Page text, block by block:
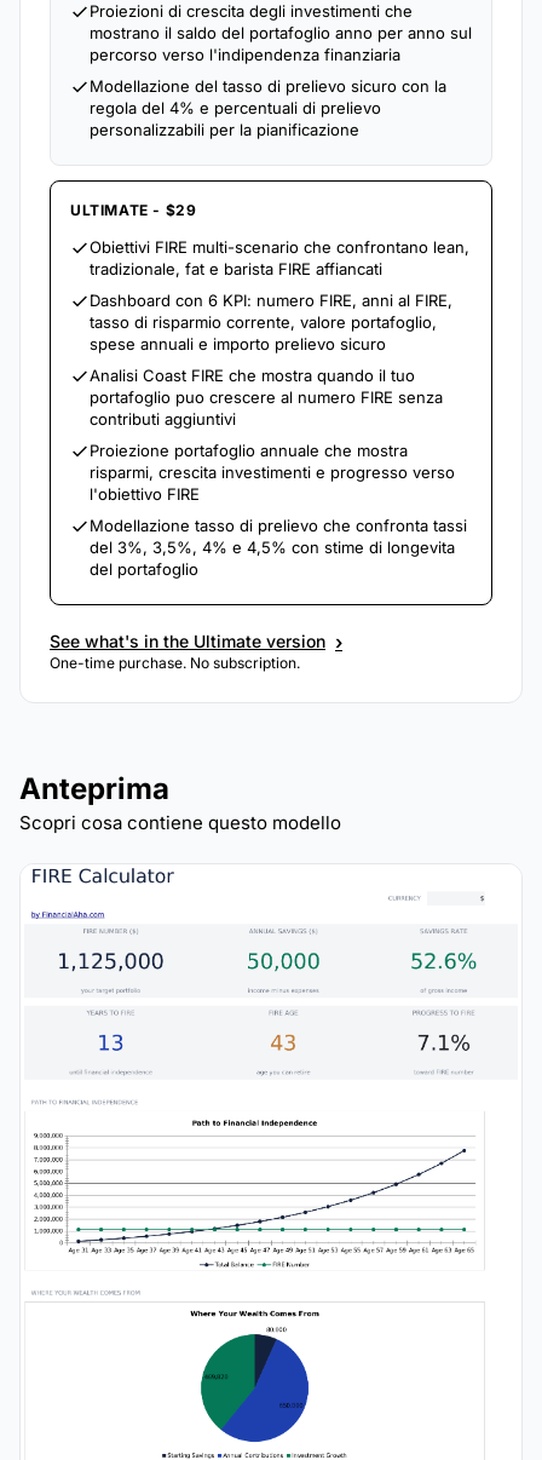
Proiezioni di crescita degli investimenti che
mostrano il saldo del portafoglio anno per anno sul
percorso verso l'indipendenza finanziaria
Modellazione del tasso di prelievo sicuro con la
regola del 4% e percentuali di prelievo
personalizzabili per la pianificazione
ULTIMATE - $29
Obiettivi FIRE multi-scenario che confrontano lean,
tradizionale, fat e barista FIRE affiancati
Dashboard con 6 KPI: numero FIRE, anni al FIRE,
tasso di risparmio corrente, valore portafoglio,
spese annuali e importo prelievo sicuro
Analisi Coast FIRE che mostra quando il tuo
portafoglio puo crescere al numero FIRE senza
contributi aggiuntivi
Proiezione portafoglio annuale che mostra
risparmi, crescita investimenti e progresso verso
l'obiettivo FIRE
Modellazione tasso di prelievo che confronta tassi
del 3%, 3,5%, 4% e 4,5% con stime di longevita
del portafoglio
See what's in the Ultimate version ›
One-time purchase. No subscription.
Anteprima
Scopri cosa contiene questo modello